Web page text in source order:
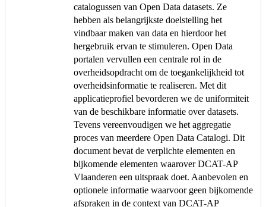
catalogussen van Open Data datasets. Ze
hebben als belangrijkste doelstelling het
vindbaar maken van data en hierdoor het
hergebruik ervan te stimuleren. Open Data
portalen vervullen een centrale rol in de
overheidsopdracht om de toegankelijkheid tot
overheidsinformatie te realiseren. Met dit
applicatieprofiel bevorderen we de uniformiteit
van de beschikbare informatie over datasets.
Tevens vereenvoudigen we het aggregatie
proces van meerdere Open Data Catalogi. Dit
document bevat de verplichte elementen en
bijkomende elementen waarover DCAT-AP
Vlaanderen een uitspraak doet. Aanbevolen en
optionele informatie waarvoor geen bijkomende
afspraken in de context van DCAT-AP